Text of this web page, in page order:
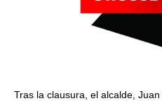
Tras la clausura, el alcalde,